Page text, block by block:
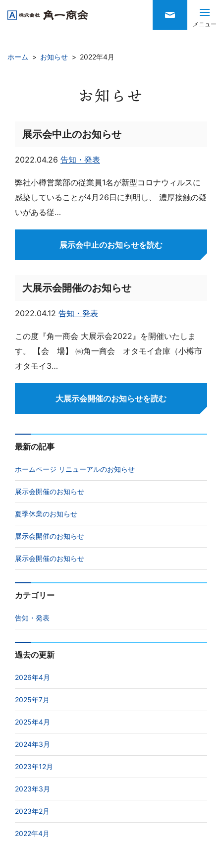
メニュー
お知らせ サイトマップ
ホーム お知らせ 2022年4月
お知らせ
展示会中止のお知らせ
2022.04.26 告知・発表
弊社小樽営業部の従業員1名が新型コロナウィルスに
感染していることが4月26日に判明し、 濃厚接触の疑
いがある従…
展示会中止のお知らせを読む
大展示会開催のお知らせ
2022.04.12 告知・発表
この度『角一商会 大展示会2022』を開催いたしま
す。 【会 場】 ㈱角一商会 オタモイ倉庫（小樽市
オタモイ3…
大展示会開催のお知らせを読む
最新の記事
ホームページ リニューアルのお知らせ
展示会開催のお知らせ
夏季休業のお知らせ
展示会開催のお知らせ
展示会開催のお知らせ
カテゴリー
告知・発表
過去の更新
2026年4月
2025年7月
2025年4月
2024年3月
2023年12月
2023年3月
2023年2月
2022年4月